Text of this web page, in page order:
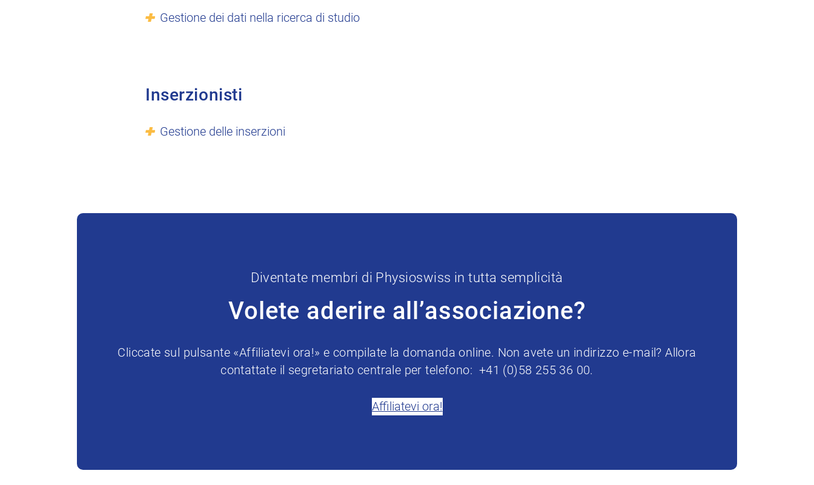
Gestione dei dati nella ricerca di studio
Inserzionisti
Gestione delle inserzioni
Diventate membri di Physioswiss in tutta semplicità
Volete aderire all’associazione?
Cliccate sul pulsante «Affiliatevi ora!» e compilate la domanda online. Non avete un indirizzo e-mail? Allora
contattate il segretariato centrale per telefono: +41 (0)58 255 36 00.
Affiliatevi ora!